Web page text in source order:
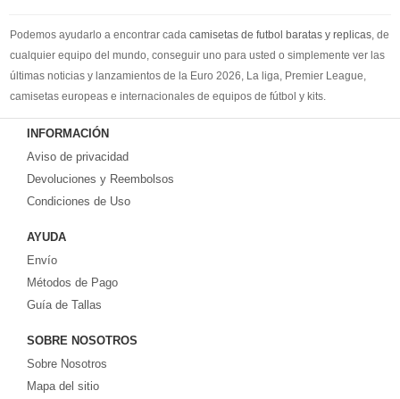
Podemos ayudarlo a encontrar cada camisetas de futbol baratas y replicas , de
cualquier equipo del mundo, conseguir uno para usted o simplemente ver las
últimas noticias y lanzamientos de la Euro 2026, La liga, Premier League,
camisetas europeas e internacionales de equipos de fútbol y kits.
Comprecamisetas de futbol baratasen la tienda deportiva más grande de
Europa. ¡Grandes ofertas en todas las camisetas del club de fútbol, ​​kits
europeos e internacionales, todo a los precios más bajos!
Compre nuestra gran selección de
equipaciones, camisetas y un portero a partir de €17.6. Diseños de fútbol
INFORMACIÓN
Aviso de privacidad
Devoluciones y Reembolsos
Condiciones de Uso
AYUDA
Envío
Métodos de Pago
Guía de Tallas
SOBRE NOSOTROS
Sobre Nosotros
Mapa del sitio